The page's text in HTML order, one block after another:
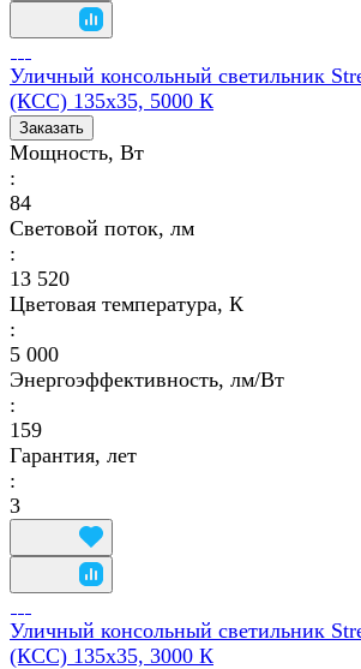
Уличный консольный светильник
(КСС) 135х35, 5000 К
Заказать
Мощность, Вт
:
84
Световой поток, лм
:
13 520
Цветовая температура, К
:
5 000
Энергоэффективность, лм/Вт
:
159
Гарантия, лет
:
3
Уличный консольный светильник
(КСС) 135х35, 3000 К